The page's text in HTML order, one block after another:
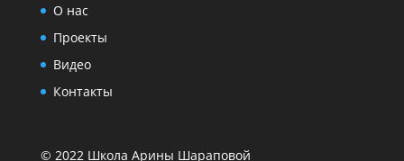
О нас
Проекты
Видео
Контакты
© 2022 Школа Арины Шараповой